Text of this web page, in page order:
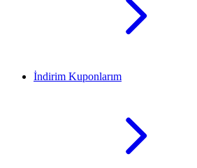
İndirim Kuponlarım